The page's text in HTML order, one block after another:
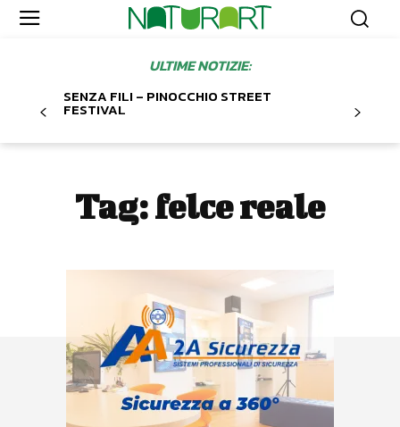
ULTIME NOTIZIE:
SENZA FILI – PINOCCHIO STREET
FESTIVAL
Tag:felce reale